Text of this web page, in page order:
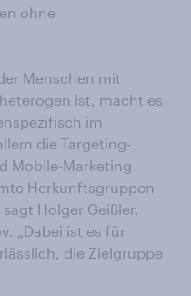
ohne
Menschen mit
ist, macht es
im
die Targeting-
Mobile-Marketing
Herkunftsgruppen
Holger Geißler,
„Dabei ist es für
die Zielgruppe